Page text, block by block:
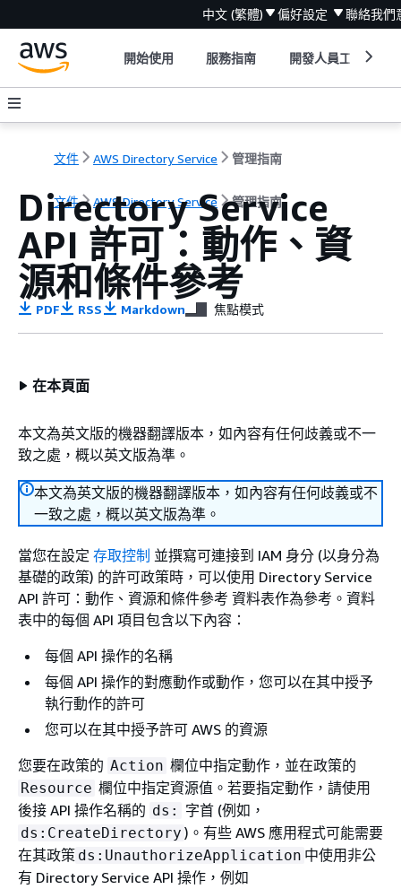
中文 (繁體) 偏好設定 聯絡我們
開始使用 服務指南 開發人員工具
文件 AWS Directory Service 管理指南
文件 AWS Directory Service 管理指南
Directory Service
API 許可：動作、資
源和條件參考
PDF RSS Markdown 焦點模式
在本頁面
本文為英文版的機器翻譯版本，如內容有任何歧義或不一
致之處，概以英文版為準。
本文為英文版的機器翻譯版本，如內容有任何歧義或不
一致之處，概以英文版為準。
當您在設定 存取控制 並撰寫可連接到 IAM 身分 (以身分為
基礎的政策) 的許可政策時，可以使用 Directory Service
API 許可：動作、資源和條件參考 資料表作為參考。 資料
表中的每個 API 項目包含以下內容：
每個 API 操作的名稱
每個 API 操作的對應動作或動作，您可以在其中授予
執行動作的許可
您可以在其中授予許可 AWS 的資源
您要在政策的 Action 欄位中指定動作，並在政策的
Resource 欄位中指定資源值。若要指定動作，請使用
後接 API 操作名稱的 ds: 字首 (例如，
ds:CreateDirectory )。有些 AWS 應用程式可能需要
在其政策 ds:UnauthorizeApplication 中使用非公
有 Directory Service API 操作，例如